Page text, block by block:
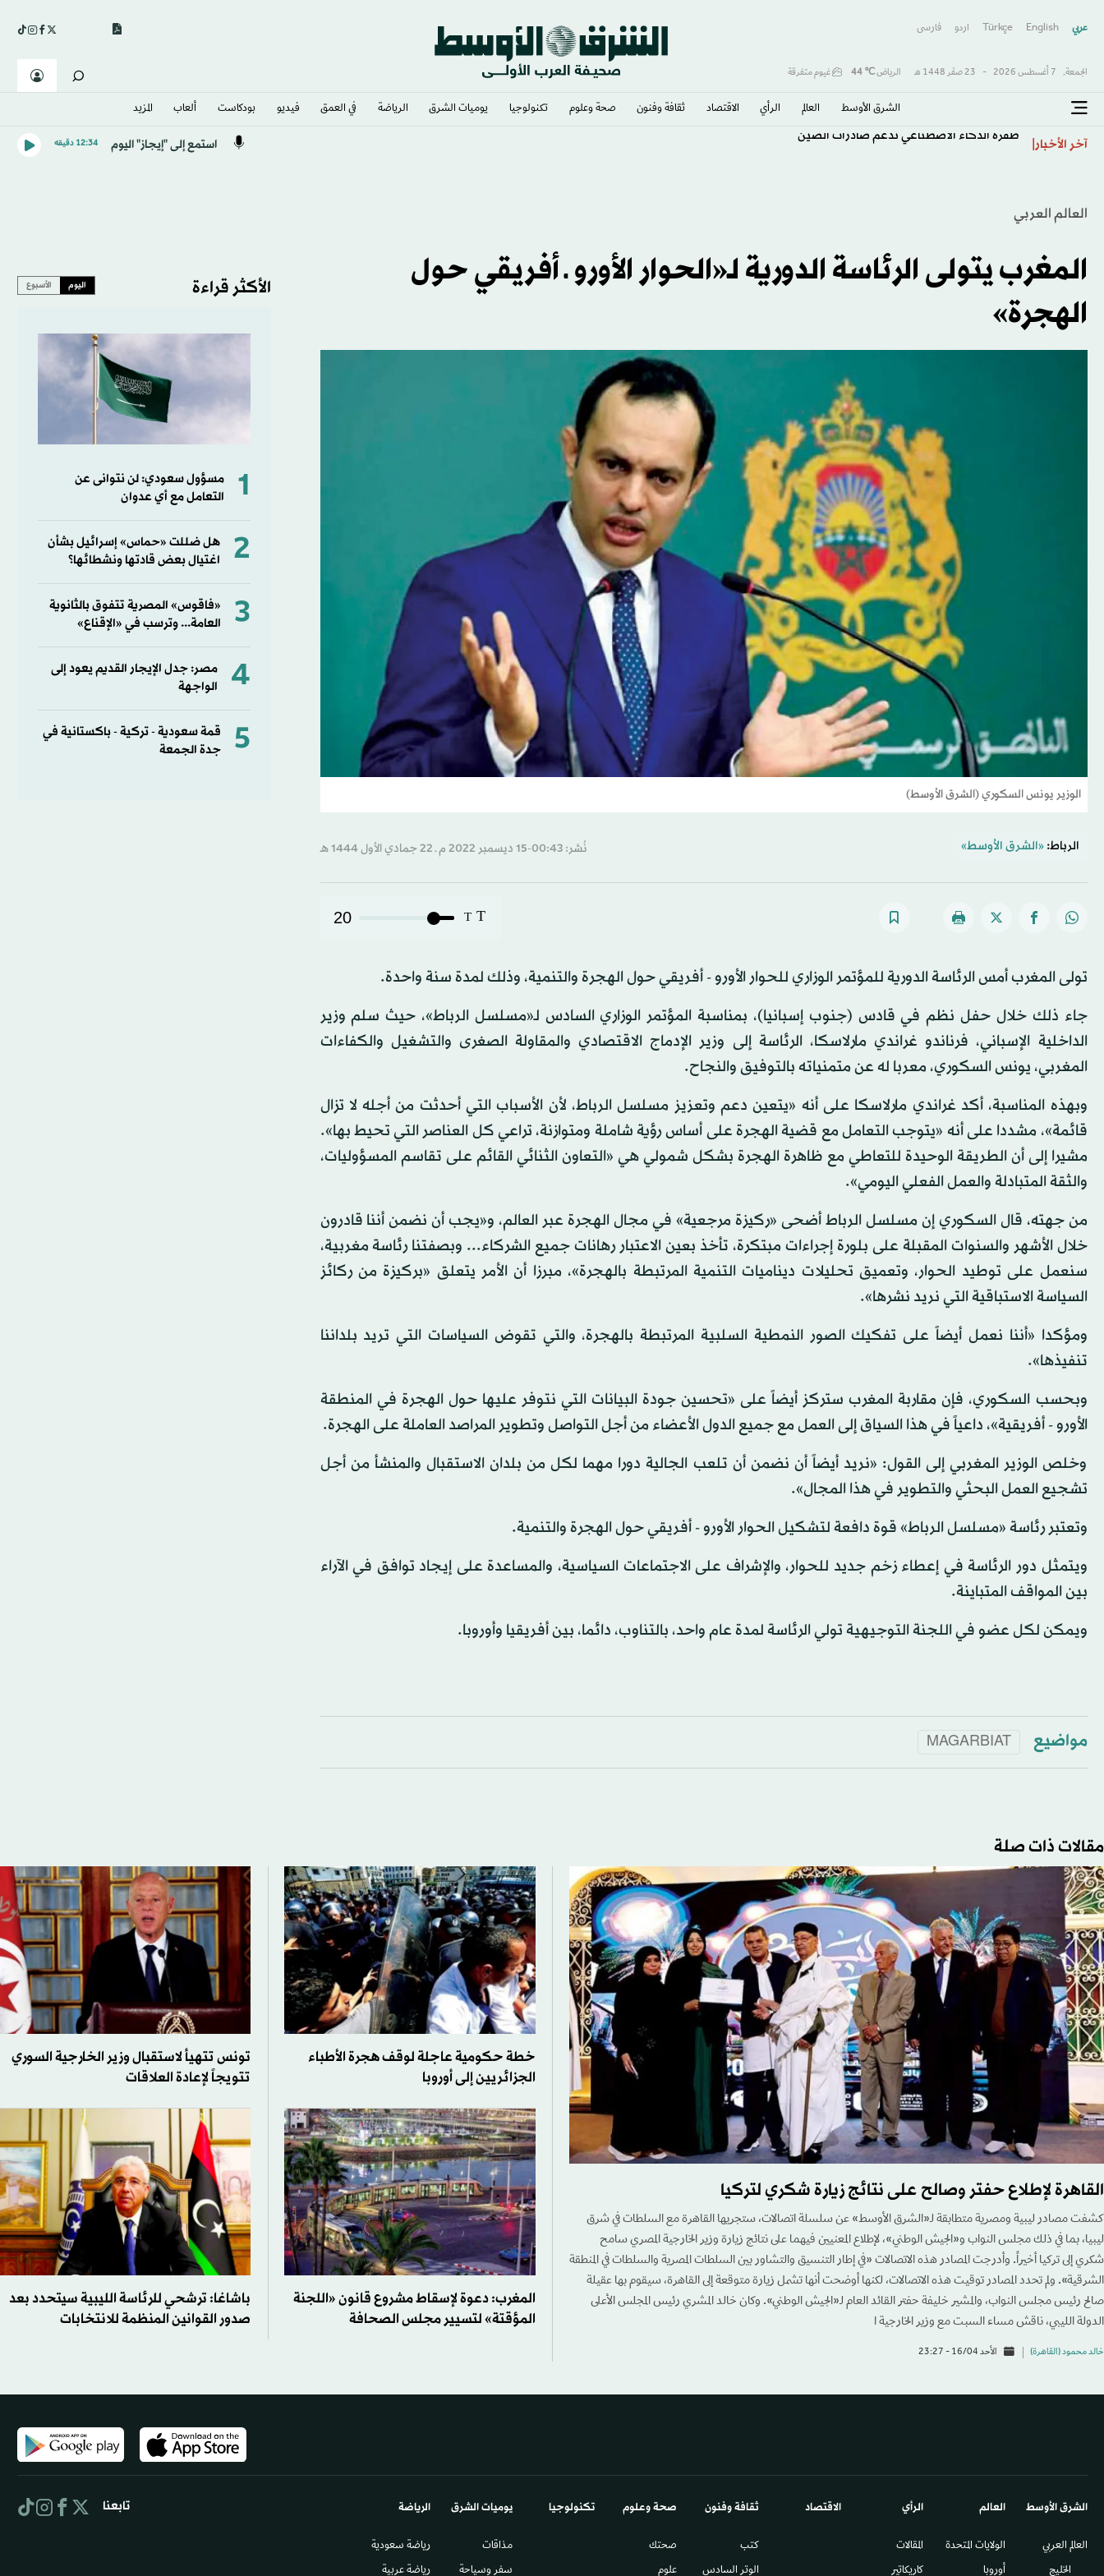
عربي English
Türkçe اردو فارسى
الجمعة, 7 أغسطس 2026 - 23 صفَر 1448 هـ الرياض℃
44 غيوم متفرقة
الشرق الأوسط​ العالم الرأي الاقتصاد ثقافة وفنون صحة وعلوم تكنولوجيا يوميات الشرق​ الرياضة في العمق فيديو بودكاست ألعاب المزيد
آخر الأخبار طفرة الذكاء الاصطناعي تدعم صادرات الصين استمع إلى "إيجاز" اليوم 12:34 دقيقه
العالم العربي
المغرب يتولى الرئاسة الدورية لـ«الحوار الأورو ـ أفريقي حول
الهجرة»
الوزير يونس السكوري (الشرق الأوسط)
الرباط: «الشرق الأوسط» نُشر: 00:43-15 ديسمبر 2022 م ـ 22 جمادي الأول 1444 هـ
T
T
20
تولى المغرب أمس الرئاسة الدورية للمؤتمر الوزاري للحوار الأورو - أفريقي حول الهجرة والتنمية، وذلك لمدة سنة واحدة.
جاء ذلك خلال حفل نظم في قادس (جنوب إسبانيا)، بمناسبة المؤتمر الوزاري السادس لـ«مسلسل الرباط»، حيث سلم وزير
الداخلية الإسباني، فرناندو غراندي مارلاسكا، الرئاسة إلى وزير الإدماج الاقتصادي والمقاولة الصغرى والتشغيل والكفاءات
المغربي، يونس السكوري، معربا له عن متمنياته بالتوفيق والنجاح.
وبهذه المناسبة، أكد غراندي مارلاسكا على أنه «يتعين دعم وتعزيز مسلسل الرباط، لأن الأسباب التي أحدثت من أجله لا تزال
قائمة»، مشددا على أنه «يتوجب التعامل مع قضية الهجرة على أساس رؤية شاملة ومتوازنة، تراعي كل العناصر التي تحيط بها».
مشيرا إلى أن الطريقة الوحيدة للتعاطي مع ظاهرة الهجرة بشكل شمولي هي «التعاون الثنائي القائم على تقاسم المسؤوليات،
والثقة المتبادلة والعمل الفعلي اليومي».
من جهته، قال السكوري إن مسلسل الرباط أضحى «ركيزة مرجعية» في مجال الهجرة عبر العالم، و«يجب أن نضمن أننا قادرون
خلال الأشهر والسنوات المقبلة على بلورة إجراءات مبتكرة، تأخذ بعين الاعتبار رهانات جميع الشركاء... وبصفتنا رئاسة مغربية،
سنعمل على توطيد الحوار، وتعميق تحليلات ديناميات التنمية المرتبطة بالهجرة»، مبرزا أن الأمر يتعلق «بركيزة من ركائز
السياسة الاستباقية التي نريد نشرها».
ومؤكدا «أننا نعمل أيضاً على تفكيك الصور النمطية السلبية المرتبطة بالهجرة، والتي تقوض السياسات التي تريد بلداننا
تنفيذها».
وبحسب السكوري، فإن مقاربة المغرب ستركز أيضاً على «تحسين جودة البيانات التي نتوفر عليها حول الهجرة في المنطقة
الأورو - أفريقية»، داعياً في هذا السياق إلى العمل مع جميع الدول الأعضاء من أجل التواصل وتطوير المراصد العاملة على الهجرة.
وخلص الوزير المغربي إلى القول: «نريد أيضاً أن نضمن أن تلعب الجالية دورا مهما لكل من بلدان الاستقبال والمنشأ من أجل
تشجيع العمل البحثي والتطوير في هذا المجال».
وتعتبر رئاسة «مسلسل الرباط» قوة دافعة لتشكيل الحوار الأورو - أفريقي حول الهجرة والتنمية.
ويتمثل دور الرئاسة في إعطاء زخم جديد للحوار، والإشراف على الاجتماعات السياسية، والمساعدة على إيجاد توافق في الآراء
بين المواقف المتباينة.
ويمكن لكل عضو في اللجنة التوجيهية تولي الرئاسة لمدة عام واحد، بالتناوب، دائما، بين أفريقيا وأوروبا.
مواضيع MAGARBIAT
الأكثر قراءة اليوم الأسبوع
1
مسؤول سعودي: لن نتوانى عن
التعامل مع أي عدوان
2
هل ضللت «حماس» إسرائيل بشأن
اغتيال بعض قادتها ونشطائها؟
3
«فاقوس» المصرية تتفوق بالثانوية
العامة... وترسب في «الإقناع»
4
مصر: جدل الإيجار القديم يعود إلى
الواجهة
5
قمة سعودية - تركية - باكستانية في
جدة الجمعة
مقالات ذات صلة
القاهرة لإطلاع حفتر وصالح على نتائج زيارة شكري لتركيا
كشفت مصادر ليبية ومصرية متطابقة لـ«الشرق الأوسط» عن سلسلة اتصالات، ستجريها القاهرة مع السلطات في شرق
ليبيا، بما في ذلك مجلس النواب و«الجيش الوطني»، لإطلاع المعنيين فيهما على نتائج زيارة وزير الخارجية المصري سامح
شكري إلى تركيا أخيراً. وأدرجت المصادر هذه الاتصالات «في إطار التنسيق والتشاور بين السلطات المصرية والسلطات في المنطقة
الشرقية». ولم تحدد المصادر توقيت هذه الاتصالات، لكنها أوضحت أنها تشمل زيارة متوقعة إلى القاهرة، سيقوم بها عقيلة
صالح رئيس مجلس النواب، والمشير خليفة حفتر القائد العام لـ«الجيش الوطني». وكان خالد المشري رئيس المجلس الأعلى
الدولة الليبي، ناقش مساء السبت مع وزير الخارجية ا
خالد محمود (القاهرة) الأحد 16/04 - 23:27
خطة حكومية عاجلة لوقف هجرة الأطباء
الجزائريين إلى أوروبا
تونس تتهيأ لاستقبال وزير الخارجية السوري
تتويجاً لإعادة العلاقات
المغرب: دعوة لإسقاط مشروع قانون «اللجنة
المؤقتة» لتسيير مجلس الصحافة
باشاغا: ترشحي للرئاسة الليبية سيتحدد بعد
صدور القوانين المنظمة للانتخابات
الشرق الأوسط​
العالم العربي
الخليج
العالم
الولايات المتحدة
أوروبا
الرأي
المقالات
كاريكاتير
الاقتصاد ثقافة وفنون
كتب
الوتر السادس​
صحة وعلوم
صحتك
علوم
تكنولوجيا يوميات الشرق​
مذاقات
سفر وسياحة
الرياضة
رياضة سعودية
رياضة عربية
تابعنا